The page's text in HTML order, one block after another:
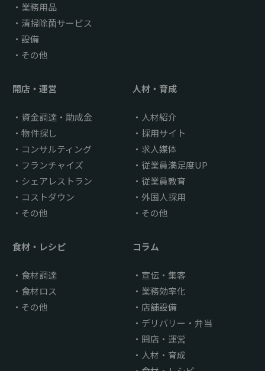
業務用品
清掃除菌サービス
設備
その他
開店・運営
資金調達・助成金
物件探し
コンサルティング
フランチャイズ
シェアレストラン
コストダウン
その他
人材・育成
人材紹介
採用サイト
求人媒体
従業員満足度UP
従業員教育
外国人採用
その他
食材・レシピ
食材調達
食材ロス
その他
コラム
宣伝・集客
業務効率化
店舗設備
デリバリー・弁当
開店・運営
人材・育成